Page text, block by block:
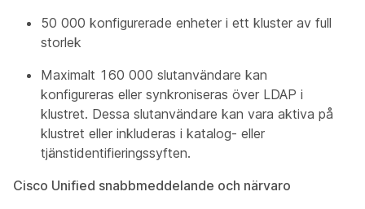
50 000 konfigurerade enheter i ett kluster av full
storlek
Maximalt 160 000 slutanvändare kan
konfigureras eller synkroniseras över LDAP i
klustret. Dessa slutanvändare kan vara aktiva på
klustret eller inkluderas i katalog- eller
tjänstidentifieringssyften.
Cisco Unified snabbmeddelande och närvaro